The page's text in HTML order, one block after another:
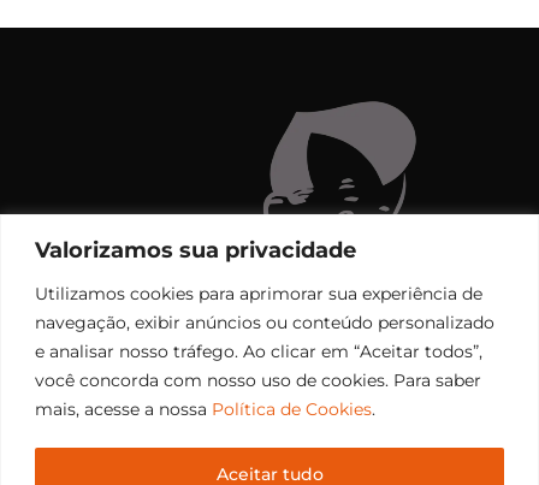
Valorizamos sua privacidade
Utilizamos cookies para aprimorar sua experiência de
navegação, exibir anúncios ou conteúdo personalizado
e analisar nosso tráfego. Ao clicar em “Aceitar todos”,
você concorda com nosso uso de cookies. Para saber
mais, acesse a nossa Política de Cookies.
Aceitar tudo